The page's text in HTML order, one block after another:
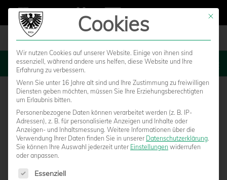
MENU
Mit
Cookies
Wir nutzen Cookies auf unserer Website. Einige von ihnen sind
essenziell, während andere uns helfen, diese Website und Ihre
Erfahrung zu verbessern.
Wenn Sie unter 16 Jahre alt sind und Ihre Zustimmung zu freiwilligen
Diensten geben möchten, müssen Sie Ihre Erziehungsberechtigten
um Erlaubnis bitten.
Personenbezogene Daten können verarbeitet werden (z. B. IP-
Adressen), z. B. für personalisierte Anzeigen und Inhalte oder
Anzeigen- und Inhaltsmessung. Weitere Informationen über die
Verwendung Ihrer Daten finden Sie in unserer Datenschutzerklärung.
Sie können Ihre Auswahl jederzeit unter Einstellungen widerrufen
oder anpassen.
Es folgt eine Liste der Service-Gruppen, für die eine
Essenziell